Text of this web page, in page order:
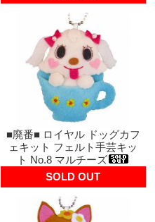
■廃番■ ロイヤル ドッグカフ
ェキット フェルト手芸キッ
ト No.8 マルチーズ
SOLD OUT